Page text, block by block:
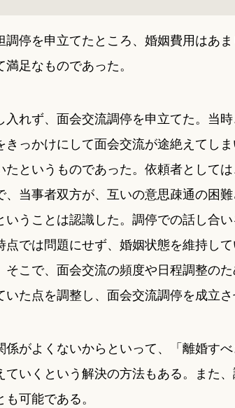
調停を申立てたところ、婚姻費用はあ
足なものであった。
入れず、面会交流調停を申立てた。当
っかけにして面会交流が途絶えてし
たというものであった。依頼者として
当事者双方が、互いの意思疎通の困
いうことは認識した。調停での話し合
点では問題にせず、婚姻状態を維持し
そこで、面会交流の頻度や日程調整の
た点を調整し、面会交流調停を成立さ
係がよくないからといって、「離婚す
ていくという解決の方法もある。また
可能である。